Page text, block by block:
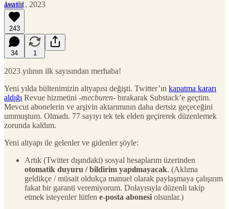
Jan 01, 2023
243
34 1
2023 yılının ilk sayısından merhaba!
Yeni yılda bültenimizin altyapısı değişti. Twitter’ın kapatma kararı
aldığı Revue hizmetini -mecburen- bırakarak Substack’e geçtim.
Mevcut abonelerin ve arşivin aktarımının daha dertsiz geçeceğini
ummuştum. Olmadı. 77 sayıyı tek tek elden geçirerek düzenlemek
zorunda kaldım.
Yeni altyapı ile gelenler ve gidenler şöyle:
Artık (Twitter dışındaki) sosyal hesaplarım üzerinden
otomatik duyuru / bildirim yapılmayacak. (Aklıma
geldikçe / müsait oldukça manuel olarak paylaşmaya çalışırım
fakat bir garanti veremiyorum. Dolayısıyla düzenli takip
etmek isteyenler lütfen e-posta abonesi olsunlar.)